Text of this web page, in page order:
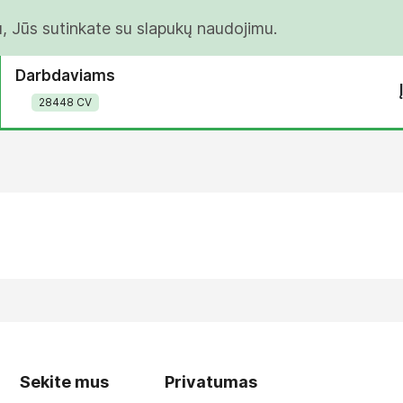
sutinkate su slapukų naudojimu.
Darbdaviams
28448 CV
Sekite mus Privatumas